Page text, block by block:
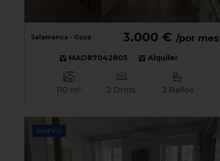
Salamanca - Goya 3.000 € /por mes
MAD87042805 Alquiler
110 m² 2 Drms. 2 Baños
¡NUEVO!